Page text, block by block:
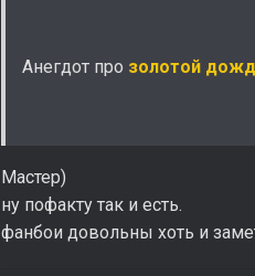
Анегдот про золотой
Мастер)
ну пофакту так и есть.
фанбои довольны хоть и